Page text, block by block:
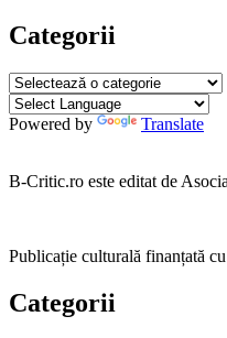
Categorii
Categorii
Powered by Translate
B-Critic.ro este editat de
Publicație culturală finanțată
Categorii